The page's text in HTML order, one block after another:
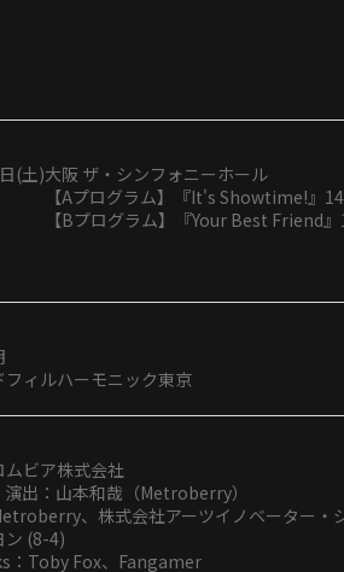
(土)大阪 ザ・シンフォニーホール
【Aプログラム】『It's Showtime!』
【Bプログラム】『Your Best Friend
フィルハーモニック東京
ビア株式会社
出：山本和哉（Metroberry）
、株式会社アーツイノベーター・
ン (8-4)
：Toby Fox、Fangamer